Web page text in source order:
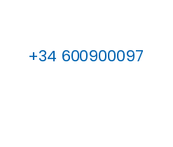
+34 600900097